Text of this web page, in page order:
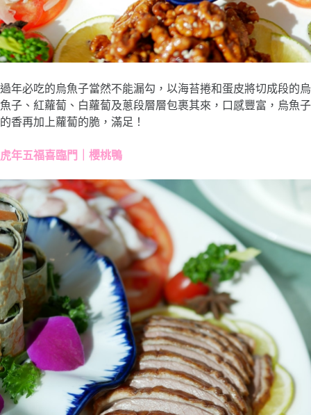
過年必吃的烏魚子當然不能漏勾，以海苔捲和蛋皮將切成段的烏
魚子、紅蘿蔔、白蘿蔔及蔥段層層包裹其來，口感豐富，烏魚子
的香再加上蘿蔔的脆，滿足！
虎年五福喜臨門｜櫻桃鴨